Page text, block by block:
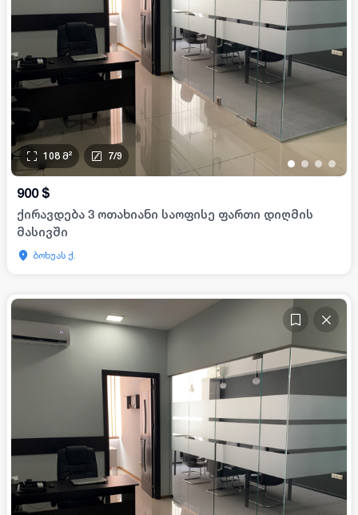
• • • •
108 მ² 7/9
900 $
ქირავდება 3 ოთახიანი საოფისე ფართი დიღმის
მასივში
ბოხუას ქ.